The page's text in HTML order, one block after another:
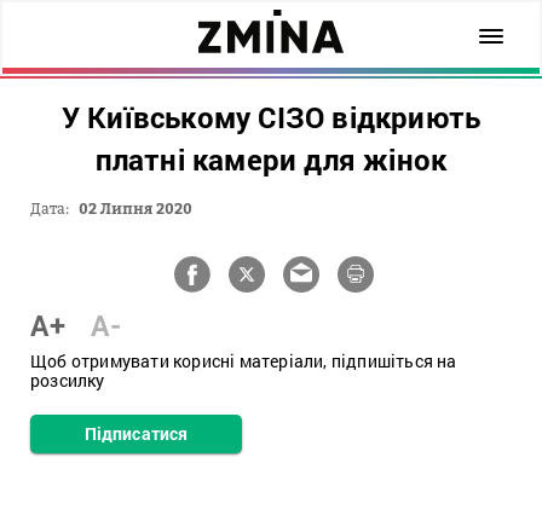
У Київському СІЗО відкриють
платні камери для жінок
Дата: 02 Липня 2020
A+ A-
Щоб отримувати корисні матеріали, підпишіться на
розсилку
Підписатися